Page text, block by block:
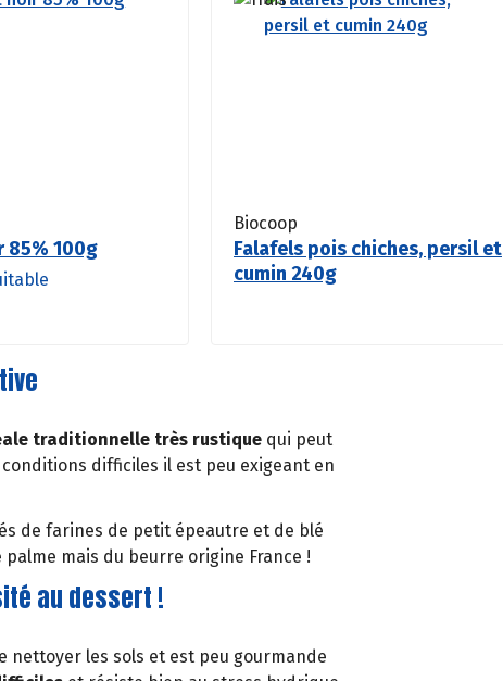
85% 100g
Biocoop
Falafels pois chiches, persil et
cumin 240g
traditionnelle très rustique qui peut
difficiles il est peu exigeant en
de farines de petit épeautre et de blé
palme mais du beurre origine France !
au dessert !
nettoyer les sols et est peu gourmande